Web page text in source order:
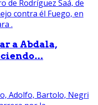
a Abdala,